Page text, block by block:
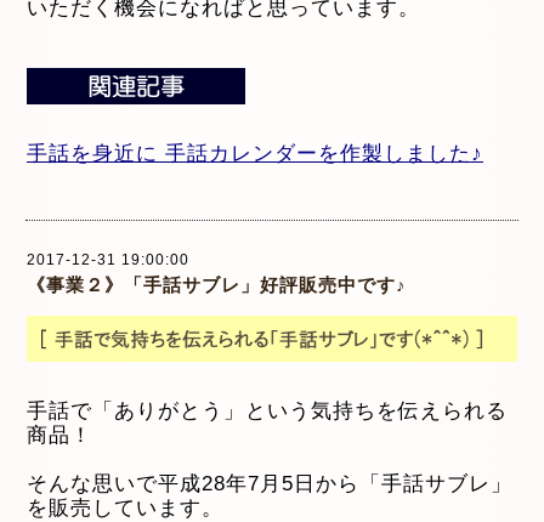
いただく機会になればと思っています。
手話を身近に 手話カレンダーを作製しました♪
2017-12-31 19:00:00
《事業２》「手話サブレ」好評販売中です♪
手話で「ありがとう」という気持ちを伝えられる
商品！
そんな思いで平成28年7月5日から「手話サブレ」
を販売しています。